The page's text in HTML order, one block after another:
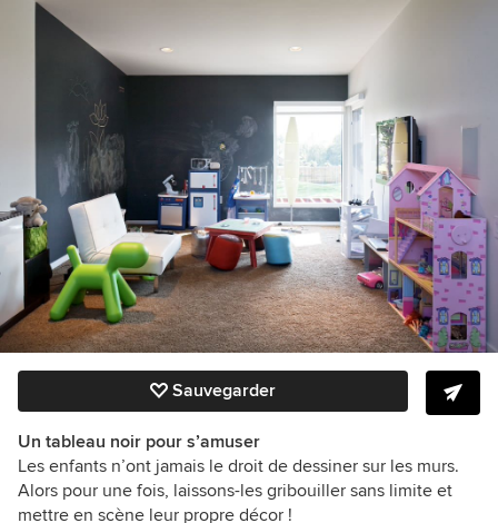
Sauvegarder
Un tableau noir pour s’amuser
Les enfants n’ont jamais le droit de dessiner sur les murs.
Alors pour une fois, laissons-les gribouiller sans limite et
mettre en scène leur propre décor !